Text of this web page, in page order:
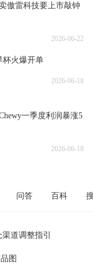
傲雷科技要上市敲钟
2026-06-22
杯火爆开单
2026-06-18
一季度利润暴涨5
2026-06-18
问答 百科
道调整指引
图